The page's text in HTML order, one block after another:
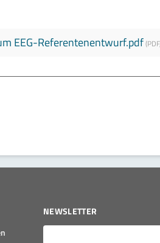
EEG-Referentenentwurf.pdf(PDF,
NEWSLETTER
E-Mail*